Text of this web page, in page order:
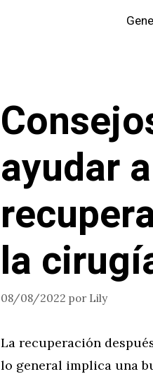
ayudar
la
08/08/2022 por Lily
La recuperación
lo general implica una